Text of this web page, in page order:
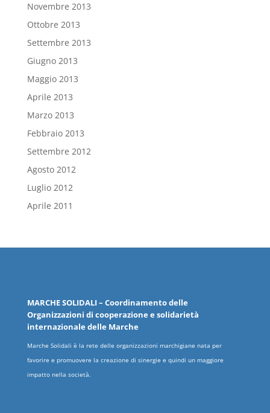
Novembre 2013
Ottobre 2013
Settembre 2013
Giugno 2013
Maggio 2013
Aprile 2013
Marzo 2013
Febbraio 2013
Settembre 2012
Agosto 2012
Luglio 2012
Aprile 2011
MARCHESOLIDALI– Coordinamento delle
Organizzazioni di cooperazione e solidarietà
internazionale delle Marche
Marche Solidali è la rete delle organizzazioni marchigiane nata per
favorire e promuovere la creazione di sinergie e quindi un maggiore
impatto nella società.